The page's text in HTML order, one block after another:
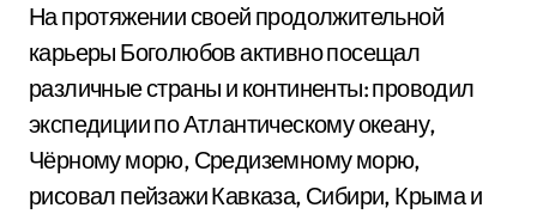
На протяжении своей продолжительной
карьеры Боголюбов активно посещал
различные страны и континенты: проводил
экспедиции по Атлантическому океану,
Чёрному морю, Средиземному морю,
рисовал пейзажи Кавказа, Сибири, Крыма и